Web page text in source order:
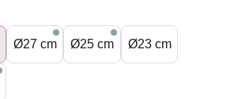
Ø27 cm Ø25 cm Ø23 cm